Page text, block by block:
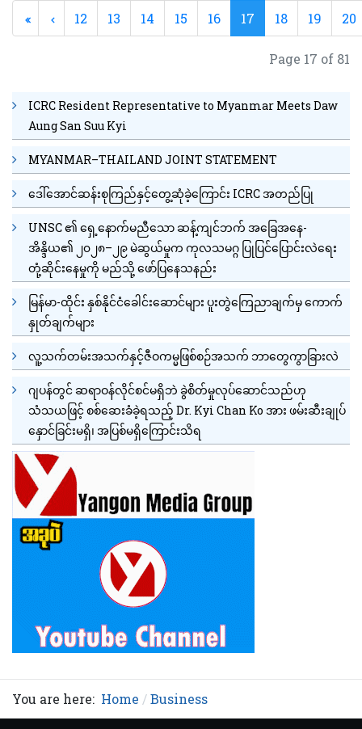
12 13 14 15 16 17 18 19 20
Page 17 of 81
ICRC Resident Representative to Myanmar Meets Daw
Aung San Suu Kyi
MYANMAR–THAILAND JOINT STATEMENT
ဒေါ်အောင်ဆန်းစုကြည်နှင့်တွေ့ဆုံခဲ့ကြောင်း ICRC အတည်ပြု
UNSC ၏ ရှေ့နောက်မညီသော ဆန့်ကျင်ဘက် အခြေအနေ-
အိန္ဒိယ၏ ၂၀၂၈–၂၉ မဲဆွယ်မှုက ကုလသမဂ္ဂ ပြုပြင်ပြောင်းလဲရေး
တုံ့ဆိုင်းနေမှုကို မည်သို့ ဖော်ပြနေသနည်း
မြန်မာ-ထိုင်း နှစ်နိုင်ငံခေါင်းဆောင်များ ပူးတွဲကြေညာချက်မှ ကောက်
နှုတ်ချက်များ
လူ့သက်တမ်းအသက်နှင့်ဇီဝကမ္မဖြစ်စဉ်အသက် ဘာတွေကွာခြားလဲ
ဂျပန်တွင် ဆရာဝန်လိုင်စင်မရှိဘဲ ခွဲစိတ်မှုလုပ်ဆောင်သည်ဟု
သံသယဖြင့် စစ်ဆေးခံခဲ့ရသည့် Dr. Kyi Chan Ko အား ဖမ်းဆီးချုပ်
နှောင်ခြင်းမရှိ၊ အပြစ်မရှိကြောင်းသိရ
You are here: Home Business